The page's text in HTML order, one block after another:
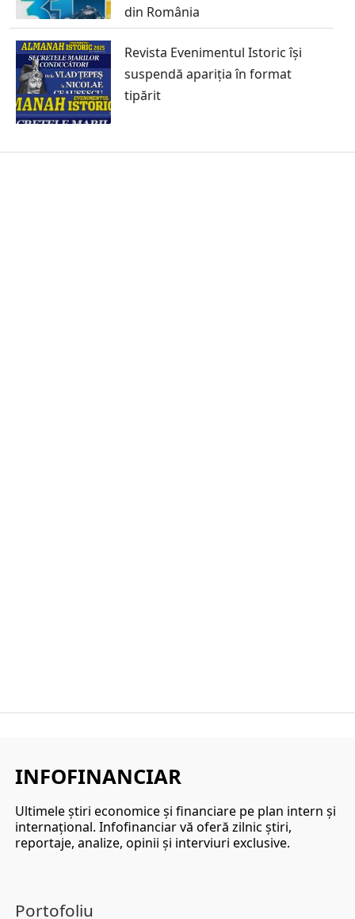
din România
Revista Evenimentul Istoric își
suspendă apariția în format
tipărit
INFOFINANCIAR
Ultimele ştiri economice şi financiare pe plan intern şi
internaţional. Infofinanciar vă oferă zilnic ştiri,
reportaje, analize, opinii şi interviuri exclusive.
Portofoliu